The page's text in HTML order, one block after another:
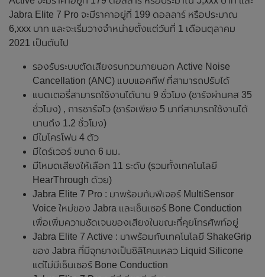
Jabra Elite 7 Pro จะมีราคาอยู่ที่ 199 ดอลลาร์ หรือประมาณ
6,xxx บาท และจะเริ่มวางจำหน่ายตั้งแต่วันที่ 1 เดือนตุลาคม
2021 เป็นต้นไป
รองรับระบบตัดเสียงรบกวนภายนอก Active Noise
Cancellation (ANC) แบบแอคทีฟ ที่สามารถปรับได้
แบตเตอรี่สามารถใช้งานได้นาน 9 ชั่วโมง (ชาร์จผ่านคส 35
ชั่วโมง) , การชาร์จไว (ชาร์จเพียง 5 นาทีสามารถใช้งานได้
นานถึง 1.2 ชั่วโมง)
มีไมโครโฟน 4 ตัว
มีไดร์เวอร์ ขนาด 6 มม.
มีโหมดเสียงให้เลือก 11 ระดับ (รวมทั้งเทคโนโลยี
HearThrough ด้วย)
Jabra Elite 7 Pro : มาพร้อมกับฟีเจอร์ MultiSensor
Voice ใหม่ของ Jabra และเซ็นเซอร์ Bone Conduction
เพื่อเพิ่มความชัดเจนของเสียงในขณะที่คุยโทรศัพท์อยู่
Jabra Elite 7 Active : มาพร้อมกับเทคโนโลยี ShakeGrip
ของ Jabra ที่มีจุกยางเป็นซิลิโคนเหลว Liquid Silicone
แต่ไม่มีเซ็นเซอร์ Bone Conduction